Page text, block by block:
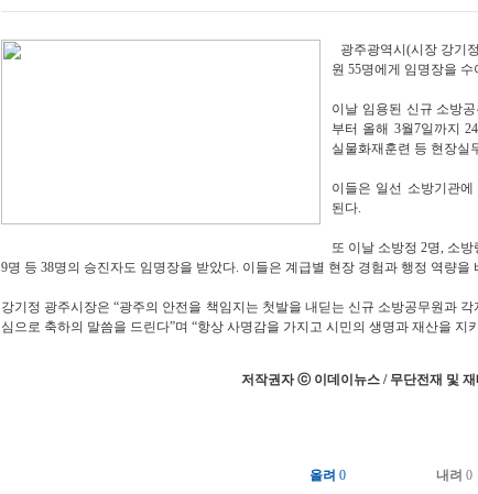
광주광역시(시장 강기
원 55명에게 임명장을 수
이날 임용된 신규 소방
부터 올해 3월7일까지
실물화재훈련 등 현장실
이들은 일선 소방기관
된다.
또 이날 소방정 2명, 소
9명 등 38명의 승진자도 임명장을 받았다. 이들은 계급별 현장 경험과 행정 역량을
강기정 광주시장은 “광주의 안전을 책임지는 첫발을 내딛는 신규 소방공무원과
심으로 축하의 말씀을 드린다”며 “항상 사명감을 가지고 시민의 생명과 재산을 지
저작권자 ⓒ 이데이뉴스 / 무단전재 및 재
올려 0 내려 0